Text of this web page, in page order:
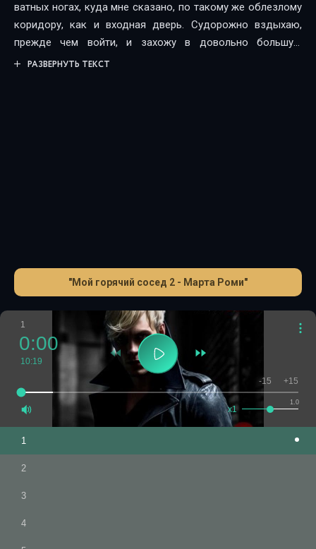
ватных ногах, куда мне сказано, по такому же облезлому
коридору, как и входная дверь. Судорожно вздыхаю,
прежде чем войти, и захожу в довольно большую
комнату.В ней всего один диван, на котором сидит ОН.–
РАЗВЕРНУТЬ ТЕКСТ
"Мой горячий сосед 2 - Марта Роми"
1
0:00
10:19
1.0
x1
-15 +15
1
2
3
4